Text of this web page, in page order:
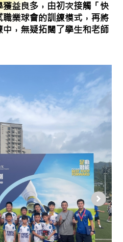
益良多，由初次接觸「快
業球會的訓練模式，再將
，無疑拓闊了學生和老師